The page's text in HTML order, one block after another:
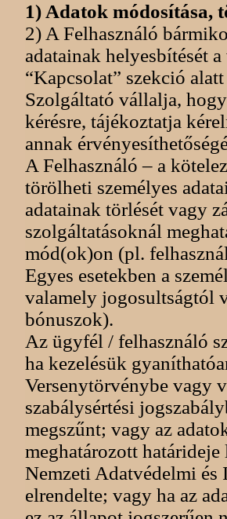
1) Adatok módosítása,
2) A Felhasználó
adatainak helyesbítését
“Kapcsolat” szekció
Szolgáltató vállalja,
kérésre, tájékoztatja
annak
A Felhasználó – a
törölheti személyes
adatainak törlését vagy
szolgáltatásoknál
mód(ok)on (pl.
Egyes esetekben a
valamely jogosultságtól
bónuszok).
Az ügyfél / felhasználó
ha kezelésük
Versenytörvénybe vagy
szabálysértési
megszűnt; vagy az
meghatározott
Nemzeti Adatvédelmi és
elrendelte; vagy ha az